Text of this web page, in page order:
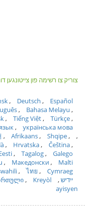
צוריק צו רשימה פון צייטונגען
Deutsch
Español
Bahasa Melayu
Tiếng Việt
Türkçe
українська мова
Afrikaans
Shqipe
Hrvatska
Čeština
Tagalog Galego
Македонски Malti
ไทย
Cymraeg
ייִדיש
Kreyòl
ayisyen